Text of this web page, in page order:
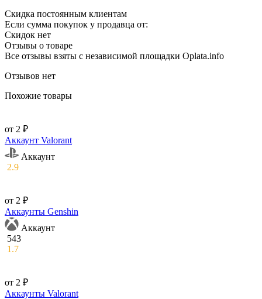
Скидка постоянным клиентам
Если сумма покупок у продавца от:
Скидок нет
Отзывы о товаре
Все отзывы взяты с независимой площадки Oplata.info
Отзывов нет
Похожие товары
от 2 ₽
Аккаунт Valorant
Аккаунт
2.9
от 2 ₽
Аккаунты Genshin
Аккаунт
543
1.7
от 2 ₽
Аккаунты Valorant